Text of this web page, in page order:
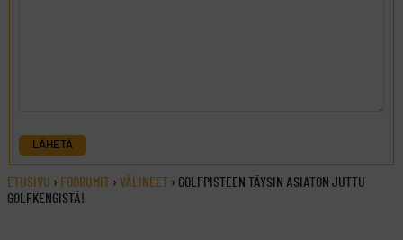
LÄHETÄ
ETUSIVU › FOORUMIT › VÄLINEET › GOLFPISTEEN TÄYSIN ASIATON JUTTU
GOLFKENGISTÄ!